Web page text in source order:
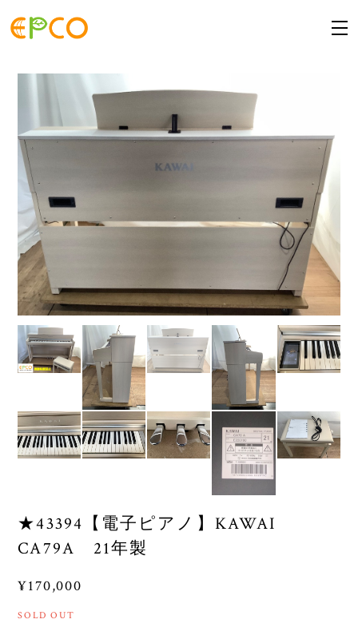
★43394【電子ピアノ】KAWAI
CA79A 21年製
¥170,000
SOLD OUT